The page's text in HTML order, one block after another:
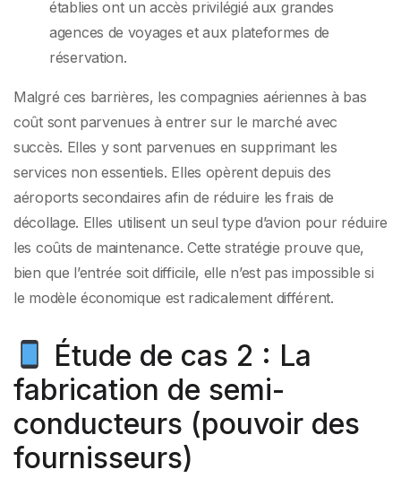
établies ont un accès privilégié aux grandes
agences de voyages et aux plateformes de
réservation.
Malgré ces barrières, les compagnies aériennes à bas
coût sont parvenues à entrer sur le marché avec
succès. Elles y sont parvenues en supprimant les
services non essentiels. Elles opèrent depuis des
aéroports secondaires afin de réduire les frais de
décollage. Elles utilisent un seul type d’avion pour réduire
les coûts de maintenance. Cette stratégie prouve que,
bien que l’entrée soit difficile, elle n’est pas impossible si
le modèle économique est radicalement différent.
Étude de cas 2 : La
fabrication de semi-
conducteurs (pouvoir des
fournisseurs)